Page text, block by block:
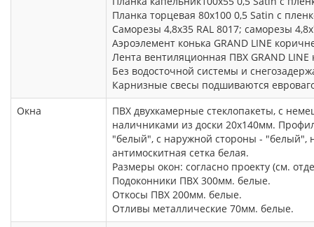
Планка торцевая 80х100 0,5 Satin с
Саморезы 4,8х35 RAL 8017; саморезы
Аэроэлемент конька GRAND LINE
Лента вентиляционная ПВХ GRAND
Без водосточной системы и
Карнизные свесы подшиваются
Окна
ПВХ двухкамерные стеклопакеты, с
наличниками из доски 20х140мм.
"белый", с наружной стороны - "белый",
антимоскитная сетка белая.
Размеры окон: согласно проекту (см.
Подоконники ПВХ 300мм. белые.
Откосы ПВХ 200мм. белые.
Отливы металлические 70мм. белые.